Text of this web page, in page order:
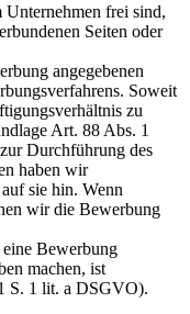
frei sind,
Seiten oder
angegebenen
Soweit
zu
Art. 88 Abs. 1
Durchführung des
haben wir
sie hin. Wenn
wir die Bewerbung
Bewerbung
machen, ist
S. 1 lit. a DSGVO).